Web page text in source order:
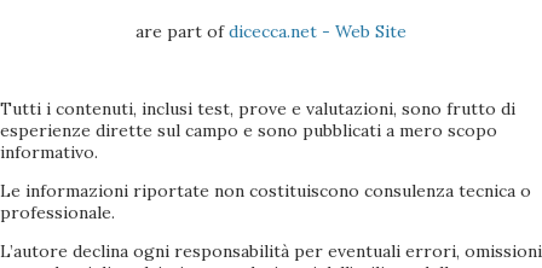
are part ofdicecca.net - Web Site
Tutti i contenuti, inclusi test, prove e valutazioni, sono frutto di
esperienze dirette sul campo e sono pubblicati a mero scopo
informativo.
Le informazioni riportate non costituiscono consulenza tecnica o
professionale.
L’autore declina ogni responsabilità per eventuali errori, omissioni